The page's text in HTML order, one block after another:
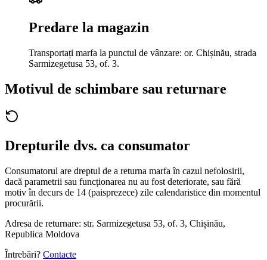
Predare la magazin
Transportați marfa la punctul de vânzare: or. Chișinău, strada
Sarmizegetusa 53, of. 3.
Motivul de schimbare sau returnare
Drepturile dvs. ca consumator
Consumatorul are dreptul de a returna marfa în cazul nefolosirii,
dacă parametrii sau funcționarea nu au fost deteriorate, sau fără
motiv în decurs de 14 (paisprezece) zile calendaristice din momentul
procurării.
Adresa de returnare: str. Sarmizegetusa 53, of. 3, Chișinău,
Republica Moldova
Întrebări? Contacte